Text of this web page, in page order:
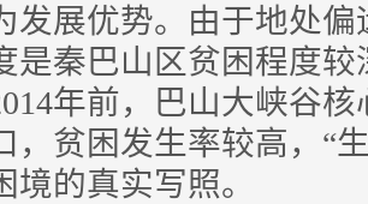
发展优势。由于地处
是秦巴山区贫困程度
年前，巴山大峡谷
，贫困发生率较高，“
境的真实写照。